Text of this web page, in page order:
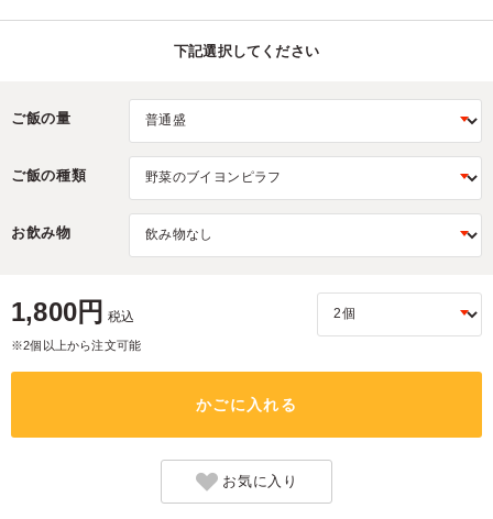
下記選択してください
ご飯の量
ご飯の種類
お飲み物
1,800円 税込
※2個以上から注文可能
かごに入れる
お気に入り